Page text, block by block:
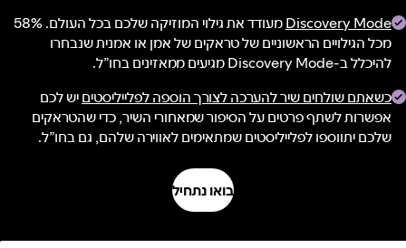
Discovery Mode
מעודד את גילוי המוזיקה שלכם בכל העולם. 58%
מכל הגילויים הראשוניים של טראקים של אמן או אמנית שנבחרו
להיכלל ב-Discovery Mode מגיעים ממאזינים בחו”ל.
כשאתם שולחים שיר להערכה לצורך הוספה לפלייליסטיםיש לכם
אפשרות לשתף פרטים על הסיפור שמאחורי השיר, כדי שהטראקים
שלכם יתווספו לפלייליסטים שמתאימים לאווירה שלהם, גם בחו”ל.
בואו נתחיל